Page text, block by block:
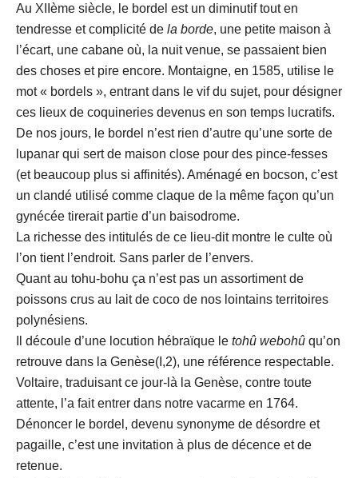
Au XIIème siècle, le bordel est un diminutif tout en
tendresse et complicité de la borde, une petite maison à
l’écart, une cabane où, la nuit venue, se passaient bien
des choses et pire encore. Montaigne, en 1585, utilise le
mot « bordels », entrant dans le vif du sujet, pour désigner
ces lieux de coquineries devenus en son temps lucratifs.
De nos jours, le bordel n’est rien d’autre qu’une sorte de
lupanar qui sert de maison close pour des pince-fesses
(et beaucoup plus si affinités). Aménagé en bocson, c’est
un clandé utilisé comme claque de la même façon qu’un
gynécée tirerait partie d’un baisodrome.
La richesse des intitulés de ce lieu-dit montre le culte où
l’on tient l’endroit. Sans parler de l’envers.
Quant au tohu-bohu ça n’est pas un assortiment de
poissons crus au lait de coco de nos lointains territoires
polynésiens.
Il découle d’une locution hébraïque le tohû webohû qu’on
retrouve dans la Genèse(I,2), une référence respectable.
Voltaire, traduisant ce jour-là la Genèse, contre toute
attente, l’a fait entrer dans notre vacarme en 1764.
Dénoncer le bordel, devenu synonyme de désordre et
pagaille, c’est une invitation à plus de décence et de
retenue.